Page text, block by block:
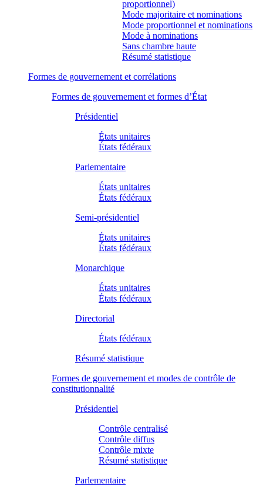
proportionnel)
Mode majoritaire et nominations
Mode proportionnel et nominations
Mode à nominations
Sans chambre haute
Résumé statistique
Formes de gouvernement et corrélations
Formes de gouvernement et formes d’État
Présidentiel
États unitaires
États fédéraux
Parlementaire
États unitaires
États fédéraux
Semi-présidentiel
États unitaires
États fédéraux
Monarchique
États unitaires
États fédéraux
Directorial
États fédéraux
Résumé statistique
Formes de gouvernement et modes de contrôle de
constitutionnalité
Présidentiel
Contrôle centralisé
Contrôle diffus
Contrôle mixte
Résumé statistique
Parlementaire